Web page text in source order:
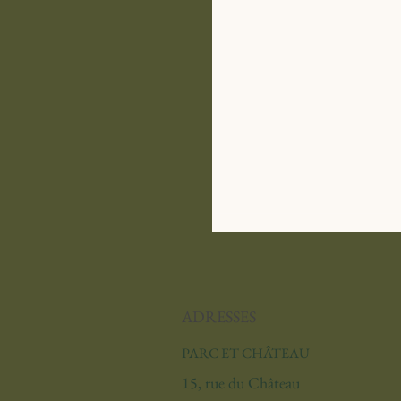
Saison 2026 : recrutement
PARC ET CHÂTEAU
15, rue du Château